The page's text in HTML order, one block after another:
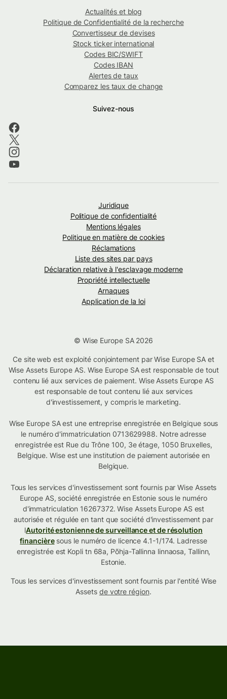
Actualités et blog
Politique de Confidentialité de la recherche
Convertisseur de devises
Stock ticker international
Codes BIC/SWIFT
Codes IBAN
Alertes de taux
Comparez les taux de change
Suivez-nous
Juridique
Politique de confidentialité
Mentions légales
Politique en matière de cookies
Réclamations
Liste des sites par pays
Déclaration relative à l'esclavage moderne
Propriété intellectuelle
Arnaques
Application de la loi
© Wise Europe SA 2026
Ce site web est exploité conjointement par Wise Europe SA et
Wise Assets Europe AS. Wise Europe SA est responsable de tout
contenu lié aux services de paiement. Wise Assets Europe AS
est responsable de tout contenu lié aux services
d'investissement, y compris le marketing.
Wise Europe SA est une entreprise enregistrée en Belgique sous
le numéro d'immatriculation 0713629988. Notre adresse
enregistrée est Rue du Trône 100, 3e étage, 1050 Bruxelles,
Belgique. Wise est une institution de paiement autorisée en
Belgique.
Tous les services d'investissement sont fournis par Wise Assets
Europe AS, société enregistrée en Estonie sous le numéro
d'immatriculation 16267372. Wise Assets Europe AS est
autorisée et régulée en tant que société d'investissement par
lAutorité estonienne de surveillance et de résolution
financièresous le numéro de licence 4.1-1/174. Ladresse
enregistrée est Kopli tn 68a, Põhja-Tallinna linnaosa, Tallinn,
Estonie.
Tous les services d'investissement sont fournis par l'entité Wise
Assets de votre région.